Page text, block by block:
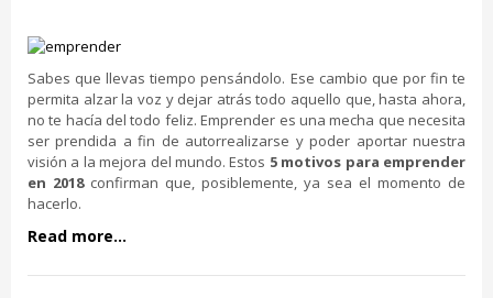
Sabes que llevas tiempo pensándolo. Ese cambio que por fin te
permita alzar la voz y dejar atrás todo aquello que, hasta ahora,
no te hacía del todo feliz. Emprender es una mecha que necesita
ser prendida a fin de autorrealizarse y poder aportar nuestra
visión a la mejora del mundo. Estos 5 motivos para emprender
en 2018confirman que, posiblemente, ya sea el momento de
hacerlo.
Read more...